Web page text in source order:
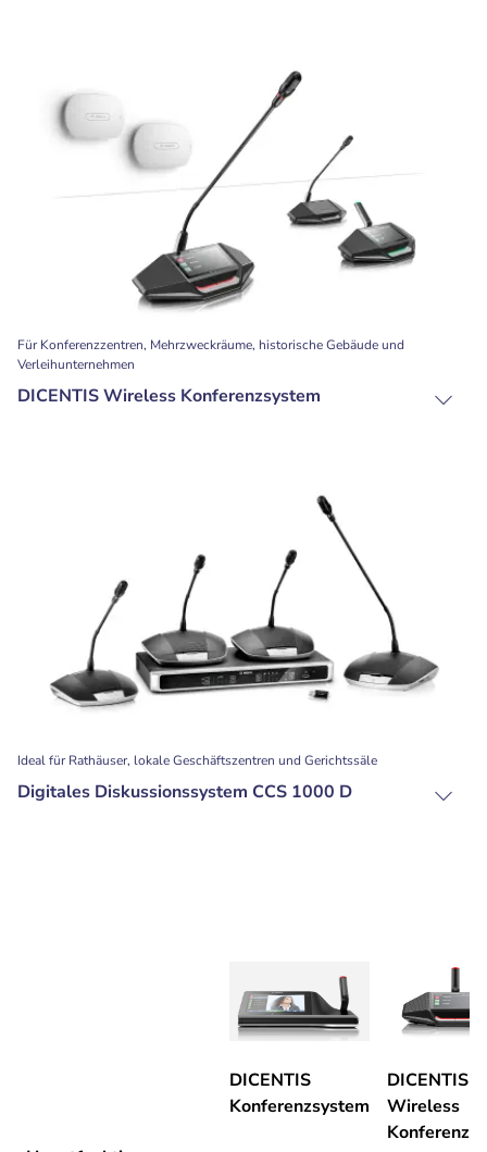
Für Konferenzzentren, Mehrzweckräume, historische Gebäude und
Verleihunternehmen
DICENTIS Wireless Konferenzsystem
Ideal für Rathäuser, lokale Geschäftszentren und Gerichtssäle
Digitales Diskussionssystem CCS 1000 D
DICENTIS
Konferenzsystem
DICENTIS
Wireless